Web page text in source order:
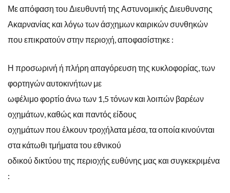
Με απόφαση του Διευθυντή της Αστυνομικής Διευθυνσης
Ακαρνανίας και λόγω των άσχημων καιρικών συνθηκών
που επικρατούν στην περιοχή, αποφασίστηκε :
Η προσωρινή ή πλήρη απαγόρευση της κυκλοφορίας, των
φορτηγών αυτοκινήτων με
ωφέλιμο φορτίο άνω των 1,5 τόνων και λοιπών βαρέων
οχημάτων, καθώς και παντός είδους
οχημάτων που έλκουν τροχήλατα μέσα, τα οποία κινούνται
στα κάτωθι τμήματα του εθνικού
οδικού δικτύου της περιοχής ευθύνης μας και συγκεκριμένα
: